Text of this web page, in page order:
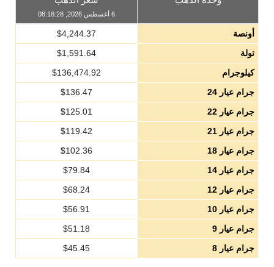
6 أغسطس 2026, 08:18:28
أونصة $4,244.37
تولة
$1,591.64
كيلوجرام
$136,474.92
جرام عيار 24
$136.47
جرام عيار 22
$125.01
جرام عيار 21
$119.42
جرام عيار 18
$102.36
جرام عيار 14
$79.84
جرام عيار 12
$68.24
جرام عيار 10
$56.91
جرام عيار 9
$51.18
جرام عيار 8
$45.45